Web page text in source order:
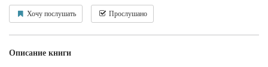
Хочу послушать Прослушано
Описание книги